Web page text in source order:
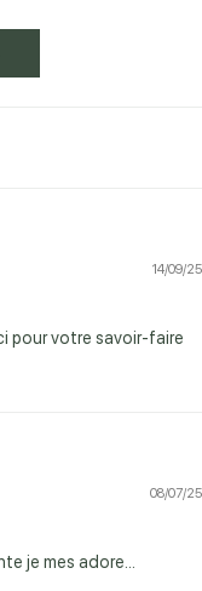
14/09/25
pour votre savoir-faire
08/07/25
je mes adore...